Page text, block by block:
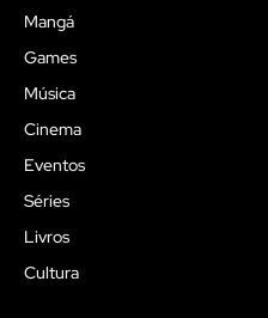
Mangá
Games
Música
Cinema
Eventos
Séries
Livros
Cultura